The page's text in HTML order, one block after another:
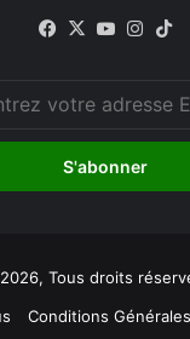
Facebook
X YouTube
Tous droits
Conditions